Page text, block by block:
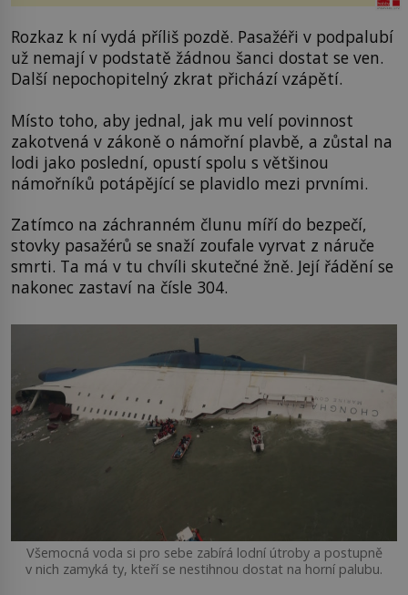
Rozkaz k ní vydá příliš pozdě. Pasažéři v podpalubí
už nemají v podstatě žádnou šanci dostat se ven.
Další nepochopitelný zkrat přichází vzápětí.
Místo toho, aby jednal, jak mu velí povinnost
zakotvená v zákoně o námořní plavbě, a zůstal na
lodi jako poslední, opustí spolu s většinou
námořníků potápějící se plavidlo mezi prvními.
Zatímco na záchranném člunu míří do bezpečí,
stovky pasažérů se snaží zoufale vyrvat z náruče
smrti. Ta má v tu chvíli skutečné žně. Její řádění se
nakonec zastaví na čísle 304.
Všemocná voda si pro sebe zabírá lodní útroby a postupně
v nich zamyká ty, kteří se nestihnou dostat na horní palubu.